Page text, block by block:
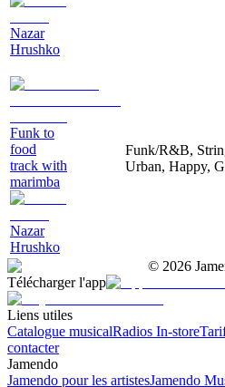
Nazar
Hrushko
Funk to
food
track with
marimba
Nazar
Hrushko
Funk/R&B,
Urban, Happy,
© 2026
Télécharger l'app
Liens utiles
Catalogue musicalRadios In-store
contacter
Jamendo
Jamendo pour les artistesJamendo